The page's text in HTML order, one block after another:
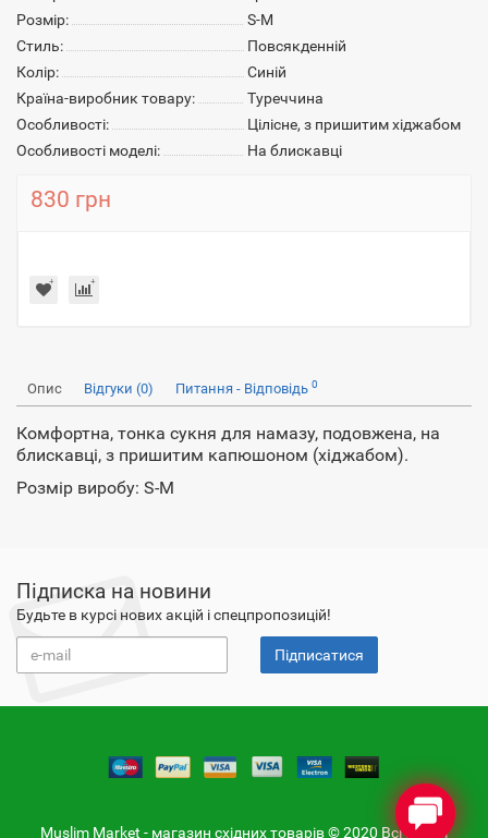
Розмір:
S-M
Стиль:
Повсякденній
Колір:
Синій
Країна-виробник товару:
Туреччина
Особливості:
Цілісне, з пришитим хіджабом
Особливості моделі:
На блискавці
830 грн
Опис Відгуки (0) Питання - Відповідь 0
Комфортна, тонка сукня для намазу, подовжена, на
блискавці, з пришитим капюшоном (хіджабом).
Розмір виробу: S-M
Підписка на новини
Будьте в курсі нових акцій і спецпропозицій!
Підписатися
Muslim Market - магазин східних товарів © 2020 Всі фото і